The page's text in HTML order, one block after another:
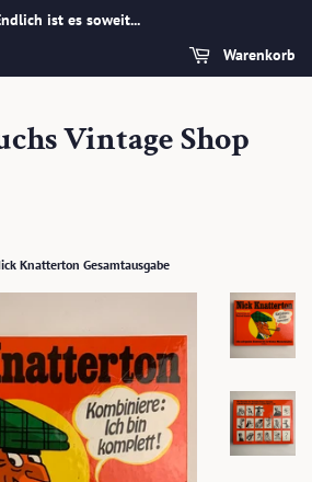
ist es soweit...
Warenkorb
Vintage Shop
Knatterton Gesamtausgabe